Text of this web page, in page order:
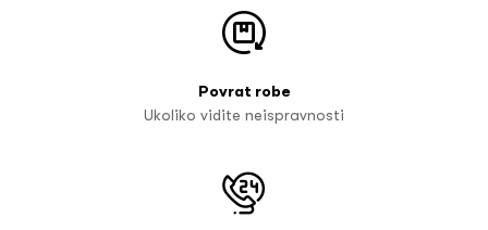
Povrat robe
Ukoliko vidite neispravnosti